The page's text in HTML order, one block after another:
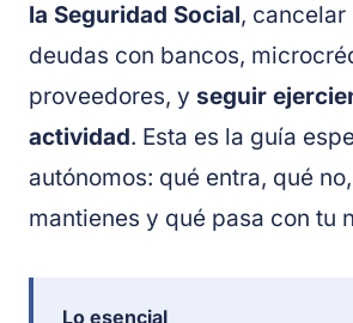
la Seguridad Social, cancelar
deudas con bancos,
proveedores, y seguir
actividad. Esta es la guía
autónomos: qué entra, qué
mantienes y qué pasa con tu
Lo esencial